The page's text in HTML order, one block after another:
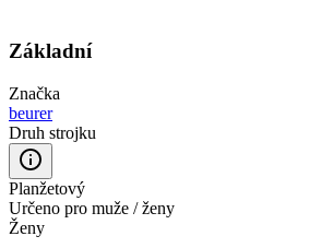
Základní
Značka
beurer
Druh strojku
Planžetový
Určeno pro muže / ženy
Ženy